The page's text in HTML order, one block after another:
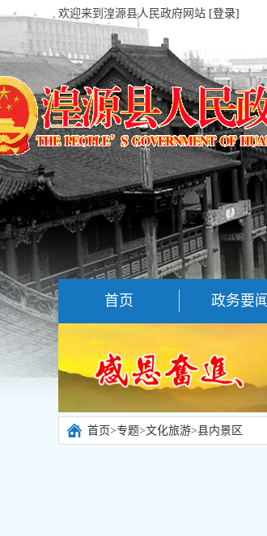
欢迎来到湟源县人民政府网站 [登录]
首页 政务要闻
首页>专题>文化旅游>县内景区